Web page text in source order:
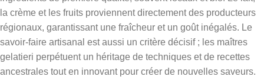
la crème et les fruits proviennent directement des producteurs
régionaux, garantissant une fraîcheur et un goût inégalés. Le
savoir-faire artisanal est aussi un critère décisif ; les maîtres
gelatieri perpétuent un héritage de techniques et de recettes
ancestrales tout en innovant pour créer de nouvelles saveurs.